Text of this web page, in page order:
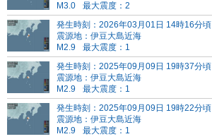
M3.0
最大震度：2
発生時刻：2026年03月01日 14時16分頃
震源地：伊豆大島近海
M2.9
最大震度：1
発生時刻：2025年09月09日 19時37分頃
震源地：伊豆大島近海
M2.9
最大震度：1
発生時刻：2025年09月09日 19時22分頃
震源地：伊豆大島近海
M2.9
最大震度：1